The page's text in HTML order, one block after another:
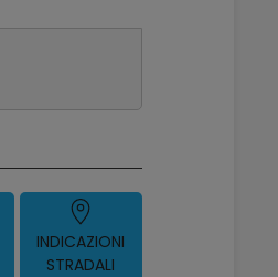
INDICAZIONI
STRADALI